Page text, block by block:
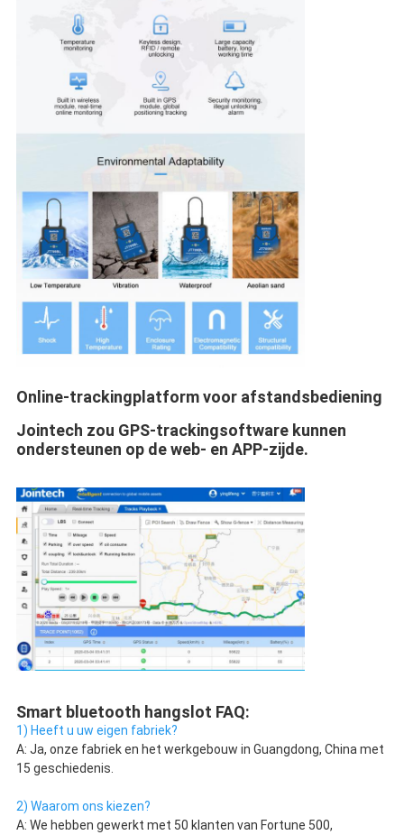
Online-trackingplatform voor afstandsbediening
Jointech zou GPS-trackingsoftware kunnen
ondersteunen op de web- en APP-zijde.
Smart bluetooth hangslot FAQ:
1) Heeft u uw eigen fabriek?
A: Ja, onze fabriek en het werkgebouw in Guangdong, China met
15 geschiedenis.
2) Waarom ons kiezen?
A: We hebben gewerkt met 50 klanten van Fortune 500,